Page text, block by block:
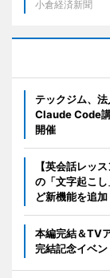
小倉経済新聞
テックジム、法
Claude Code
開催
【英会話レッ
の「文字起こ
ど新機能を追加
本編完結＆TV
完結記念イベ